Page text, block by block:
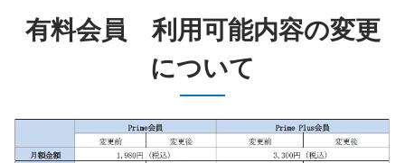
有料会員 利用可能内容の変更
について